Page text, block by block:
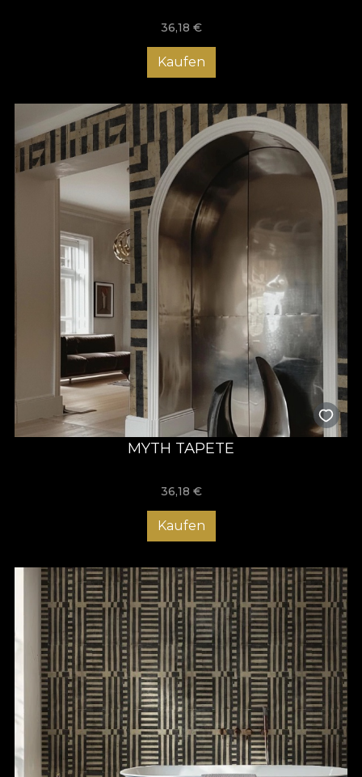
36,18 €
Kaufen
MYTH TAPETE
36,18 €
Kaufen